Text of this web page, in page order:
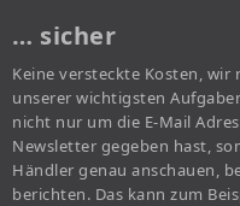
… sicher
Keine versteckte Kosten,
unserer wichtigsten
nicht nur um die E-Mail
Newsletter gegeben hast,
Händler genau anschauen,
berichten. Das kann zum